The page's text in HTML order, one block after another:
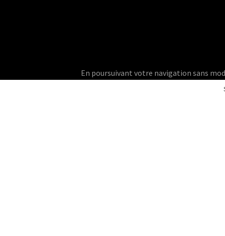
En poursuivant votre navigation sans